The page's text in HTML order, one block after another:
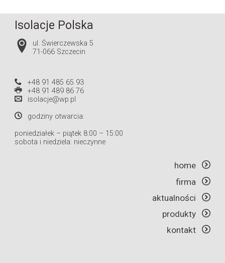
Isolacje Polska
ul. Świerczewska 5
71-066 Szczecin
+48 91 485 65 93
+48 91 489 86 76
isolacje@wp.pl
godziny otwarcia:
poniedziałek – piątek 8:00 – 15:00
sobota i niedziela: nieczynne
home
firma
aktualności
produkty
kontakt